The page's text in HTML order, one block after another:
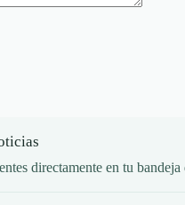
directamente en tu bandeja